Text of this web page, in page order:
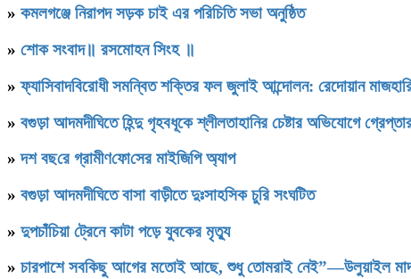
» কমলগঞ্জে নিরাপদ সড়ক চাই এর পরিচিতি সভা অনুষ্ঠিত
» শোক সংবাদ॥ রসমোহন সিংহ ॥
»ফ্যাসিবাদবিরোধী সমন্বিত শক্তির ফল জুলাই আন্দোলন: রেদোয়ান
» বগুড়া আদমদীঘিতে হিন্দু গৃহবধূকে শ্লীলতাহানির চেষ্টার অভিযোগে
»দশ বছ‌রে গ্রামীণ‌ফো‌সের মাইজিপি অ্যাপ
» বগুড়া আদমদীঘিতে বাসা বাড়ীতে দুঃসাহসিক চুরি সংঘটিত
» দুপচাঁচিয়া ট্রেনে কাটা পড়ে যুবকের মৃত্যু
» চারপাশে সবকিছু আগের মতোই আছে, শুধু তোমরাই নেই”—উলুয়াইল